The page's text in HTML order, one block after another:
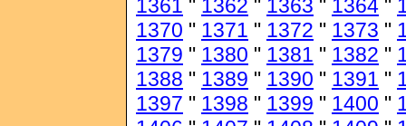
1361 " 1362 " 1363 " 1364 "
1370 " 1371 " 1372 " 1373 "
1379 " 1380 " 1381 " 1382 "
1388 " 1389 " 1390 " 1391 "
1397 " 1398 " 1399 " 1400 "